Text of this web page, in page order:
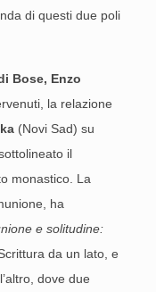
di questi due poli
Bose, Enzo
la relazione
ka (Novi Sad) su
il
monastico. La
ha
e solitudine:
da un lato, e
dove due